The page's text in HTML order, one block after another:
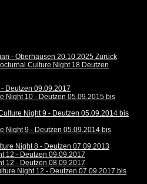
- Oberhausen 20.10.2025 Zurück
Culture Night 18 Deutzen
Deutzen 09.09.2017
Night 10 - Deutzen 05.09.2015 bis
Night 9 - Deutzen 05.09.2014 bis
Night 9 - Deutzen 05.09.2014 bis
Night 8 - Deutzen 07.09.2013
12 - Deutzen 09.09.2017
12 - Deutzen 08.09.2017
Night 12 - Deutzen 07.09.2017 bis